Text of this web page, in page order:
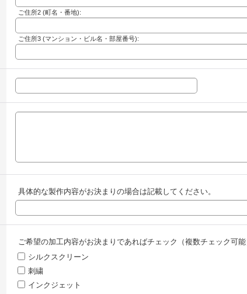
ご住所2 (町名・番地):
ご住所3 (マンション・ビル名・部屋番号):
具体的な製作内容がお決まりの場合は記載してください。
ご希望の加工内容がお決まりであればチェック（複数チェック可能
シルクスクリーン
刺繍
インクジェット